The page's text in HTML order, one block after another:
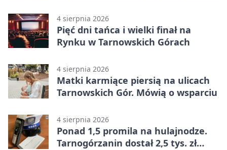
4 sierpnia 2026
Pięć dni tańca i wielki finał na
Rynku w Tarnowskich Górach
4 sierpnia 2026
Matki karmiące piersią na ulicach
Tarnowskich Gór. Mówią o wsparciu
4 sierpnia 2026
Ponad 1,5 promila na hulajnodze.
Tarnogórzanin dostał 2,5 tys. zł